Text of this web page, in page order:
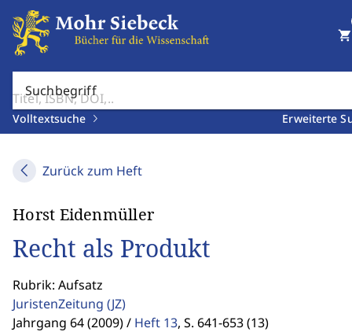
Suchbegriff
Volltextsuche Erweiterte
shopping_cart
Zurück zum Heft
Horst Eidenmüller
Recht als Produkt
Rubrik: Aufsatz
JuristenZeitung (JZ)
Jahrgang 64 (2009) / Heft 13, S. 641-653 (13)